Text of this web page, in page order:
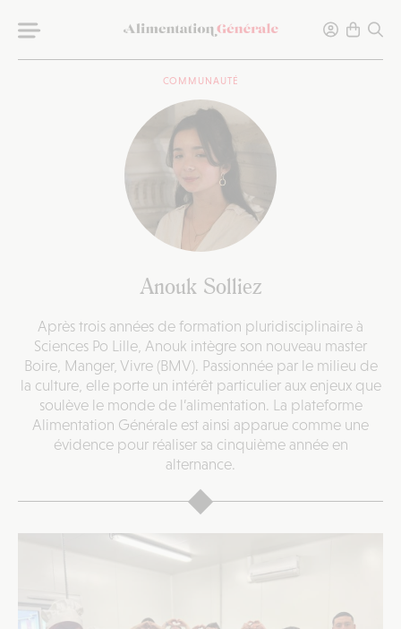
COMMUNAUTÉ
Anouk Solliez
Après trois années de formation pluridisciplinaire à
Sciences Po Lille, Anouk intègre son nouveau master
Boire, Manger, Vivre (BMV). Passionnée par le milieu de
la culture, elle porte un intérêt particulier aux enjeux que
soulève le monde de l’alimentation. La plateforme
Alimentation Générale est ainsi apparue comme une
évidence pour réaliser sa cinquième année en
alternance.